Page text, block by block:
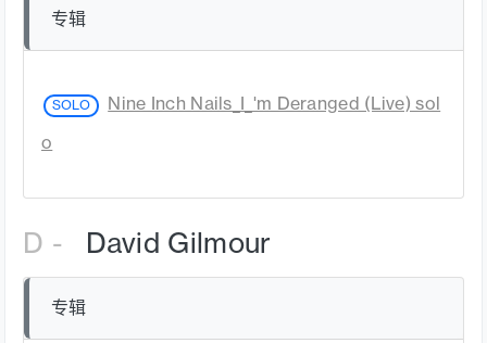
专辑
SOLO Nine Inch Nails_I_'m Deranged (Live) sol
o
D - David Gilmour
专辑